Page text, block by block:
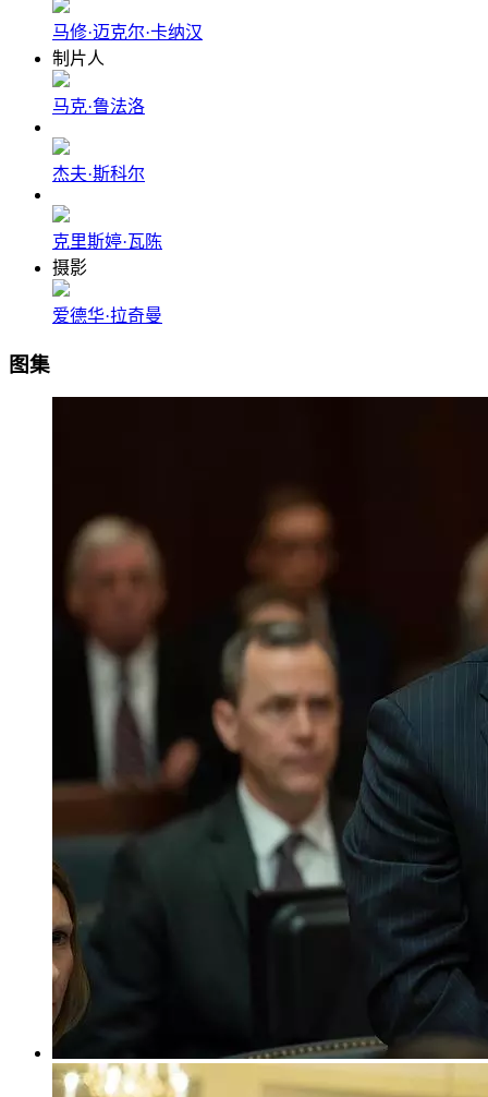
马修·迈克尔·卡纳汉
制片人
马克·鲁法洛
杰夫·斯科尔
克里斯婷·瓦陈
摄影
爱德华·拉奇曼
图集